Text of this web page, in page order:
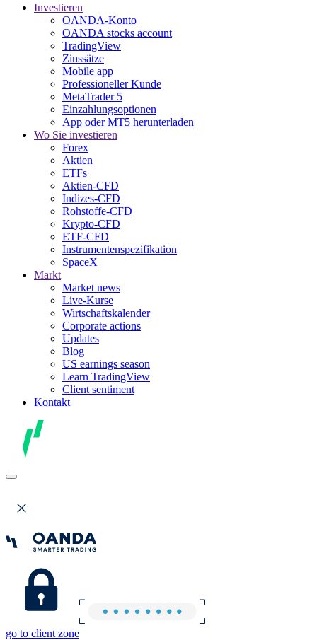
Investieren
OANDA-Konto
OANDA stocks account
TradingView
Zinssätze
Mobile app
Professioneller Kunde
MetaTrader 5
Einzahlungsoptionen
App oder MT5 herunterladen
Wo Sie investieren
Forex
Aktien
ETFs
Aktien-CFD
Indizes-CFD
Rohstoffe-CFD
Krypto-CFD
ETF-CFD
Instrumentenspezifikation
SpaceX
Markt
Market news
Live-Kurse
Wirtschaftskalender
Corporate actions
Updates
Blog
US earnings season
Learn TradingView
Client sentiment
Kontakt
go to client zone